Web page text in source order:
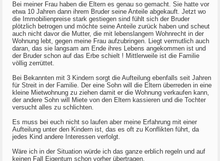
Bei meiner Frau haben die Eltern es genau so gemacht. Sie hatte vor
etwa 10 Jahren dann ihrem Bruder seine Anteile abgekauft. Jetzt wo
die Immobilienpreise stark gestiegen sind fühlt sich der Bruder
plötzlich betrogen und möchte seine Anteile zurück haben und scheut
auch nicht davor die Mutter, die mit lebenslangem Wohnrecht in der
Wohnung lebt, gegen meine Frau aufzubringen. Liegt vermutlich auch
daran, das sie langsam am Ende ihres Lebens angekommen ist und
der Bruder schon auf das Erbe schielt ! Mittlerweile ist die Familie
völlig zerrüttet.
Bei Bekannten mit 3 Kindern sorgt die Aufteilung ebenfalls seit Jahren
für Streit in der Familie. Der eine Sohn will die Eltern überreden in eine
kleine Mietwohnung zu ziehen damit er die Wohnung verkaufen kann,
der andere Sohn will Miete von den Eltern kassieren und die Tochter
versucht alles zu schlichten.
Es muss bei euch nicht so laufen aber meine Erfahrung mit einer
Aufteilung unter den Kindern ist, das es oft zu Konflikten führt, da
jedes Kind andere Interessen verfolgt.
Wäre ich in der Situation würde ich das ganze erblich regeln und auf
keinen Fall Eigentum schon vorher übertragen.